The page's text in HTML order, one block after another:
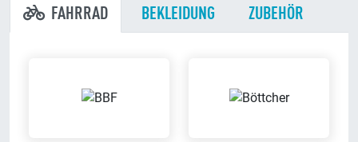
Wir bilden aus
Versicherung kannst Du bei uns
können Dein Fahrrad versichern
FAHRRAD BEKLEIDUNG ZUBEHÖR